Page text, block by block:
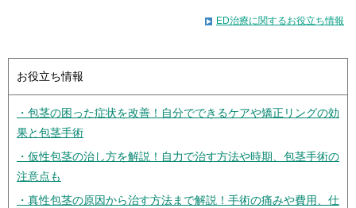
ED治療に関するお役立ち情報
お役立ち情報
・包茎の困った症状を改善！自分でできるケアや矯正リングの効
果と包茎手術
・仮性包茎の治し方を解説！自力で治す方法や時期、包茎手術の
注意点も
・真性包茎の原因から治す方法まで解説！手術の痛みや費用、仕